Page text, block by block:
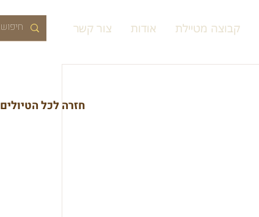
קבוצה מטיילת אודות צור קשר
חזרה לכל הטיולים